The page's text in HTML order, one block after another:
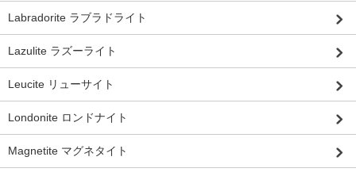
Labradorite ラブラドライト
Lazulite ラズーライト
Leucite リューサイト
Londonite ロンドナイト
Magnetite マグネタイト